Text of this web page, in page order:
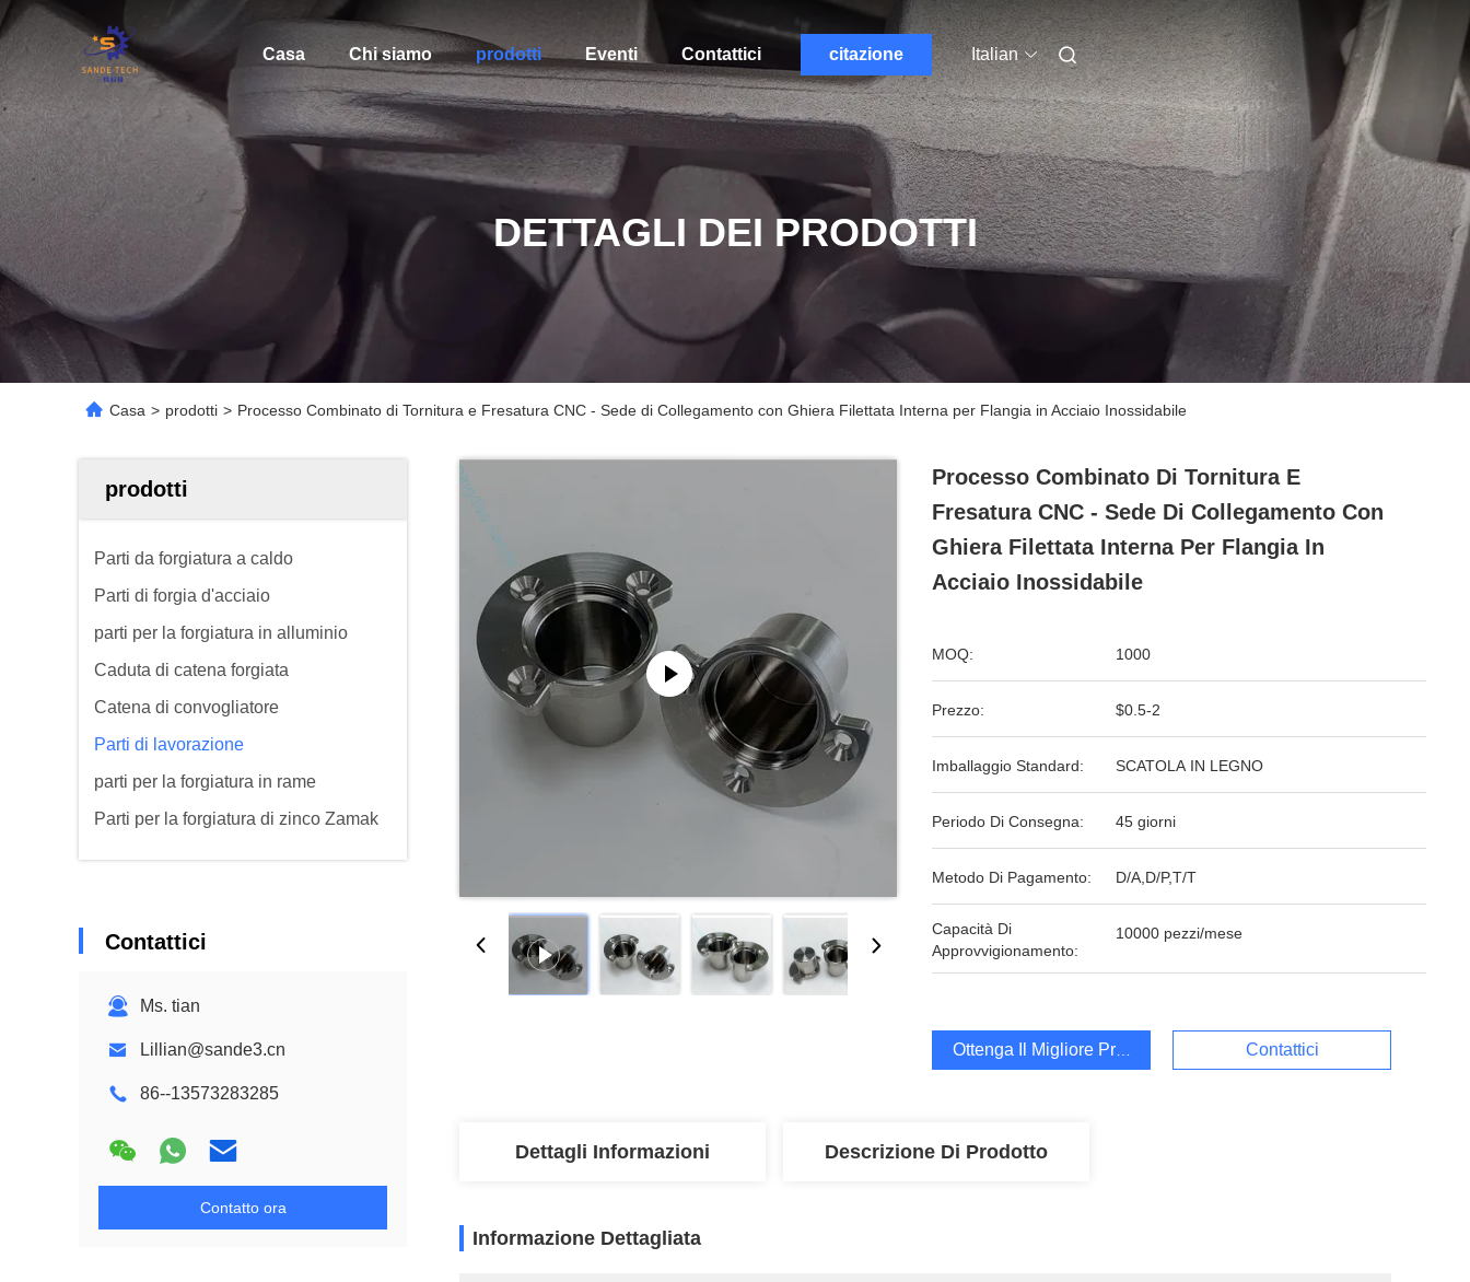
Casa Chi siamo prodotti Eventi Contattici citazione Italian
DETTAGLI DEI PRODOTTI
Casa > prodotti > Processo Combinato di Tornitura e Fresatura CNC - Sede di Collegamento con Ghiera Filettata Interna per Flangia in Acciaio Inossidabile
prodotti
Parti da forgiatura a caldo
Parti di forgia d'acciaio
parti per la forgiatura in alluminio
Caduta di catena forgiata
Catena di convogliatore
Parti di lavorazione
parti per la forgiatura in rame
Parti per la forgiatura di zinco Zamak
Contattici
Ms. tian
Lillian@sande3.cn
86--13573283285
Contatto ora
Processo Combinato Di Tornitura E
Fresatura CNC - Sede Di Collegamento Con
Ghiera Filettata Interna Per Flangia In
Acciaio Inossidabile
MOQ: 1000
Prezzo: $0.5-2
Imballaggio Standard: SCATOLA IN LEGNO
Periodo Di Consegna: 45 giorni
Metodo Di Pagamento: D/A,D/P,T/T
Capacità Di
Approvvigionamento:
10000 pezzi/mese
Ottenga Il Migliore Prezzo Contattici
Dettagli Informazioni Descrizione Di Prodotto
Informazione Dettagliata